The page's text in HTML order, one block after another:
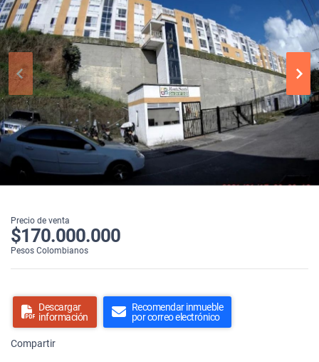
Precio de venta
$170.000.000
Pesos Colombianos
Descargar
información
Recomendar inmueble
por correo electrónico
Compartir